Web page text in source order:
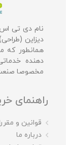
نام دی تی اس
دیزاین
همانطور که
دهنده
مخصوصا صنعت
راهنمای
قوانین و
درباره ما